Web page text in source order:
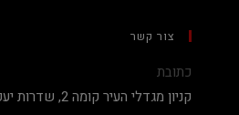
צור קשר
כתובת
קניון מגדלי העיר קומה 2, שדרות יעקב 50, ראשון לציון.